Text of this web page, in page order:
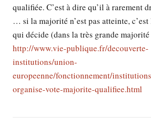
qualifiée. C’est à dire qu’il à rarement
… si la majorité n’est pas atteinte,
qui décide (dans la très grande majorité
http://www.vie-publique.fr/decouverte-
institutions/union-
europeenne/fonctionnement/
organise-vote-majorite-qualifiee.html